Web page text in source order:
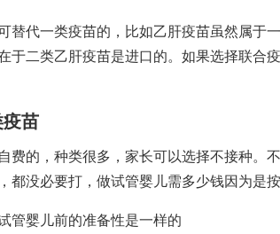
替代一类疫苗的，比如乙肝疫苗虽然属于
于二类乙肝疫苗是进口的。如果选择联合
苗
费的，种类很多，家长可以选择不接种。
都没必要打， 做试管婴儿需多少钱因为是
管婴儿前的准备性是一样的